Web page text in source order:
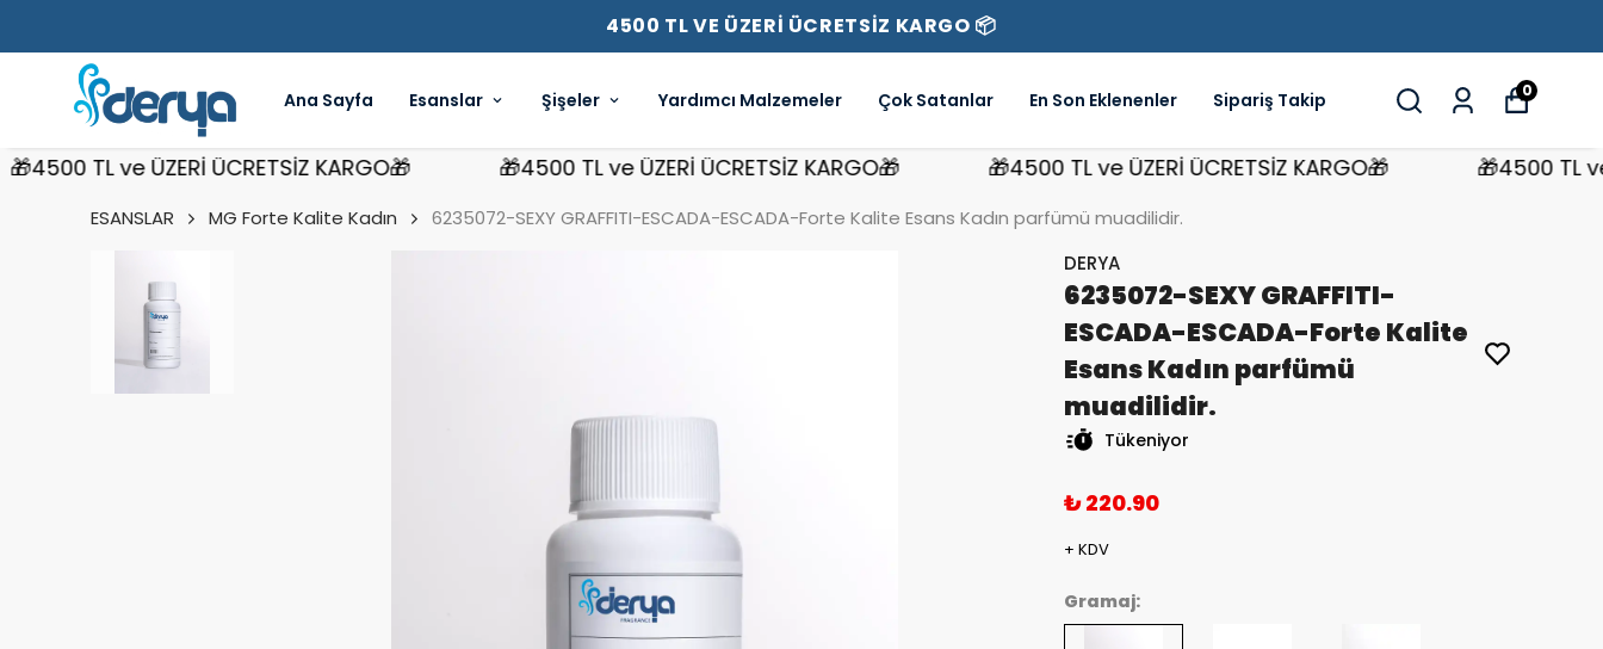
4500 TL VE ÜZERİ ÜCRETSİZ KARGO 📦
Ana Sayfa Esanslar Şişeler Yardımcı Malzemeler Çok Satanlar En Son Eklenenler Sipariş Takip 0
TL ve ÜZERİ ÜCRETSİZ KARGO🎁 🎁4500 TL ve ÜZERİ ÜCRETSİZ KARGO🎁 🎁4500 TL ve ÜZERİ ÜCRETSİZ KARGO🎁 🎁4500 TL ve
ESANSLAR MG Forte Kalite Kadın
6235072-SEXY GRAFFITI-ESCADA-ESCADA-Forte Kalite Esans Kadın parfümü muadilidir.
DERYA
6235072-SEXY GRAFFITI-
ESCADA-ESCADA-Forte Kalite
Esans Kadın parfümü
muadilidir.
Tükeniyor
₺ 220.90
+ KDV
Gramaj: